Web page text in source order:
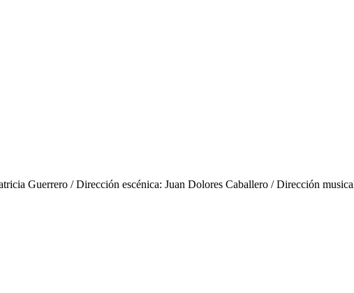
Guerrero / Dirección escénica: Juan Dolores Caballero / Dirección